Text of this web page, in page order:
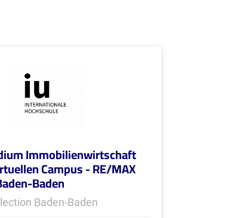
Immobilienwirtschaft
Campus - RE/MAX
Baden
Baden-Baden